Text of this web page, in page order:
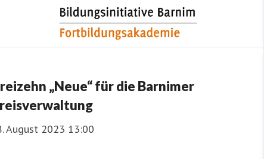
„Neue“ für die Barnimer
August 2023 13:00